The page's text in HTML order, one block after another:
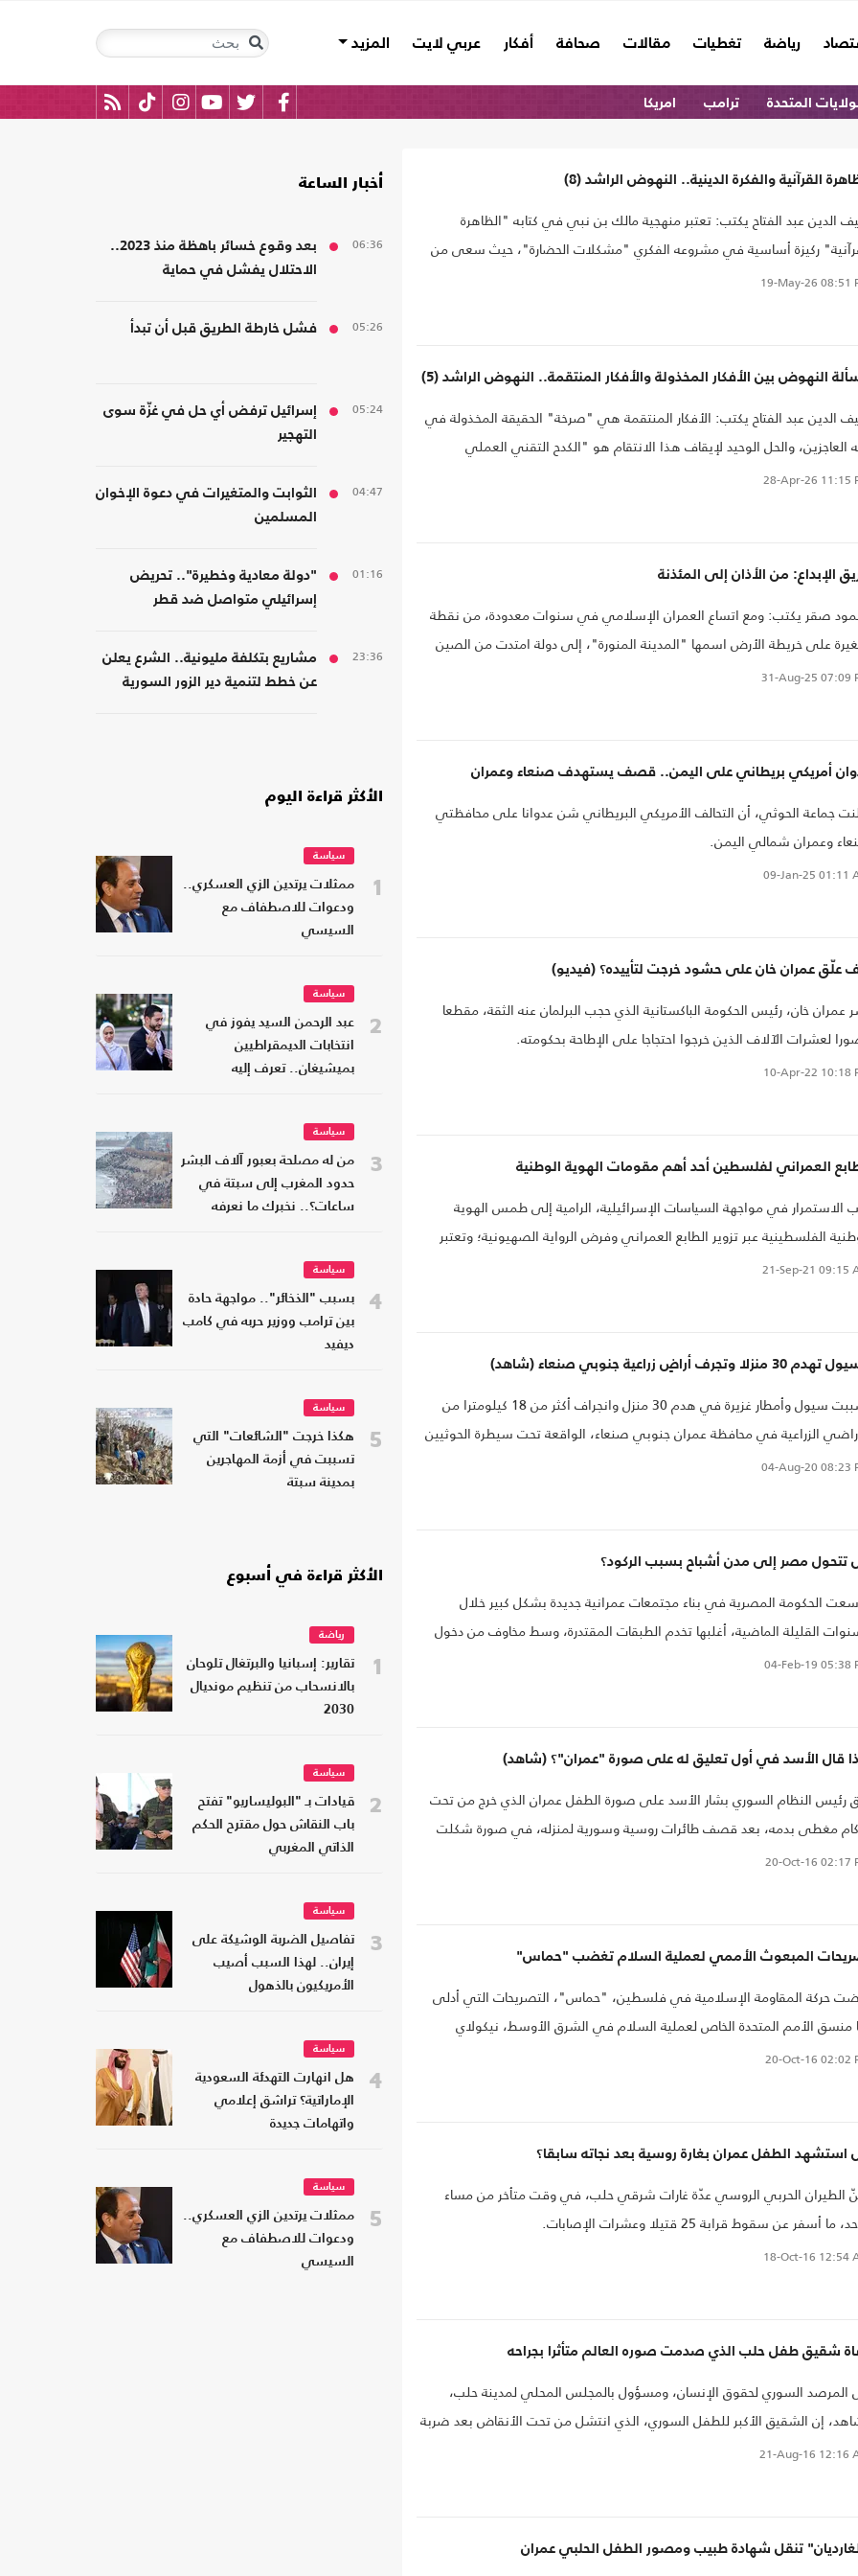
رياضة تغطيات مقالات صحافة أفكار عربي لايت المزيد
الولايات المتحدة ترامب امريكا
القرآنية والفكرة الدينية.. النهوض الراشد (8)
الدين عبد الفتاح يكتب: تعتبر منهجية مالك بن نبي في كتابه "الظاهرة
ركيزة أساسية في مشروعه الفكري "مشكلات الحضارة"، حيث سعى من
إلى تقديم حلول علمية وعقلانية لأزمة الفكر الإسلامي الحديث على طريق
المنهج بإرساء العقيدة عن طريق العقل والإيمان معا إذ لم يكتفِ ابن نبي
الوجداني، بل سعى لإيجاد أسس ثابتة وعقلية للإيمان بالمصدر الإلهي
19-May-26 08:51
النهوض بين الأفكار المخذولة والأفكار المنتقمة.. النهوض الراشد (5)
الدين عبد الفتاح يكتب: الأفكار المنتقمة هي "صرخة" الحقيقة المخذولة في
العاجزين، والحل الوحيد لإيقاف هذا الانتقام هو "الكدح التقني العملي
التطبيقي" الذي يعيد للفكرة وقارها عبر تجسيدها في "التراب"
28-Apr-26 11:15
الإبداع: من الأذان إلى المئذنة
صقر يكتب: ومع اتساع العمران الإسلامي في سنوات معدودة، من نقطة
على خريطة الأرض اسمها "المدينة المنورة"، إلى دولة امتدت من الصين
إسبانيا، ومع تعدد الثقافات الداخلة في الإسلام، واحترام الإسلام لخصوصية
31-Aug-25 07:09
أمريكي بريطاني على اليمن.. قصف يستهدف صنعاء وعمران
جماعة الحوثي، أن التحالف الأمريكي البريطاني شن عدوانا على محافظتي
وعمران شمالي اليمن.
09-Jan-25 01:11
علّق عمران خان على حشود خرجت لتأييده؟ (فيديو)
عمران خان، رئيس الحكومة الباكستانية الذي حجب البرلمان عنه الثقة، مقطعا
لعشرات الآلاف الذين خرجوا احتجاجا على الإطاحة بحكومته.
10-Apr-22 10:18
العمراني لفلسطين أحد أهم مقومات الهوية الوطنية
الاستمرار في مواجهة السياسات الإسرائيلية، الرامية إلى طمس الهوية
الفلسطينية عبر تزوير الطابع العمراني وفرض الرواية الصهيونية؛ وتعتبر
الحفاظ على الهوية أولوية وطنية في إطار صراع مفتوح مع دولة الاحتلال
21-Sep-21 09:15
تهدم 30 منزلا وتجرف أراضٍ زراعية جنوبي صنعاء (شاهد)
تسببت سيول وأمطار غزيرة في هدم 30 منزل وانجراف أكثر من 18 كيلومترا من
الزراعية في محافظة عمران جنوبي صنعاء، الواقعة تحت سيطرة الحوثيين
ست سنوات.
04-Aug-20 08:23
تتحول مصر إلى مدن أشباح بسبب الركود؟
الحكومة المصرية في بناء مجتمعات عمرانية جديدة بشكل كبير خلال
القليلة الماضية، أغلبها تخدم الطبقات المقتدرة، وسط مخاوف من دخول
العقاري الذي يعاني من الركود في حالة كساد؛ بسبب زيادة المعروض وارتفاع
04-Feb-19 05:38
قال الأسد في أول تعليق له على صورة "عمران"؟ (شاهد)
رئيس النظام السوري بشار الأسد على صورة الطفل عمران الذي خرج من تحت
مغطى بدمه، بعد قصف طائرات روسية وسورية لمنزله، في صورة شكلت
كبيرة للرأي العام العالمي.
20-Oct-16 02:17
المبعوث الأممي لعملية السلام تغضب "حماس"
حركة المقاومة الإسلامية في فلسطين، "حماس"، التصريحات التي أدلى
منسق الأمم المتحدة الخاص لعملية السلام في الشرق الأوسط، نيكولاي
التي اعتبر فيها أن "حفر الأنفاق، وتهريب المواد العسكرية، أعمال غير
20-Oct-16 02:02
استشهد الطفل عمران بغارة روسية بعد نجاته سابقا؟
الطيران الحربي الروسي عدّة غارات شرقي حلب، في وقت متأخر من مساء
ما أسفر عن سقوط قرابة 25 قتيلا وعشرات الإصابات.
18-Oct-16 12:54
شقيق طفل حلب الذي صدمت صوره العالم متأثرا بجراحه
المرصد السوري لحقوق الإنسان، ومسؤول بالمجلس المحلي لمدينة حلب،
إن الشقيق الأكبر للطفل السوري، الذي انتشل من تحت الأنقاض بعد ضربة
في حلب، وأصابت صوره العالم بصدمة، توفي في المدينة متأثرا بجراحه التي
21-Aug-16 12:16
تنقل شهادة طبيب ومصور الطفل الحلبي عمران
أخبار الساعة
06:36
بعد وقوع خسائر باهظة منذ 2023..
الاحتلال يفشل في حماية
05:26 فشل خارطة الطريق قبل أن تبدأ
05:24
إسرائيل ترفض أي حل في غزّة سوى
التهجير
04:47
الثوابت والمتغيرات في دعوة الإخوان
المسلمين
01:16
"دولة معادية وخطيرة".. تحريض
إسرائيلي متواصل ضد قطر
23:36
مشاريع بتكلفة مليونية.. الشرع يعلن
عن خطط لتنمية دير الزور السورية
الأكثر قراءة اليوم
1
سياسة
ممثلات يرتدين الزي العسكري..
ودعوات للاصطفاف مع
السيسي
2
سياسة
عبد الرحمن السيد يفوز في
انتخابات الديمقراطيين
بميشيغان.. تعرف إليه
3
سياسة
من له مصلحة بعبور آلاف البشر
حدود المغرب إلى سبتة في
ساعات؟.. نخبرك ما نعرفه
4
سياسة
بسبب "الذخائر".. مواجهة حادة
بين ترامب ووزير حربه في كامب
ديفيد
5
سياسة
هكذا خرجت "الشائعات" التي
تسببت في أزمة المهاجرين
بمدينة سبتة
الأكثر قراءة في أسبوع
1
رياضة
تقارير: إسبانيا والبرتغال تلوحان
بالانسحاب من تنظيم مونديال
2030
2
سياسة
قيادات بـ "البوليساريو" تفتح
باب النقاش حول مقترح الحكم
الذاتي المغربي
3
سياسة
تفاصيل الضربة الوشيكة على
إيران.. لهذا السبب أصيب
الأمريكيون بالذهول
4
سياسة
هل انهارت التهدئة السعودية
الإماراتية؟ تراشق إعلامي
واتهامات جديدة
5
سياسة
ممثلات يرتدين الزي العسكري..
ودعوات للاصطفاف مع
السيسي